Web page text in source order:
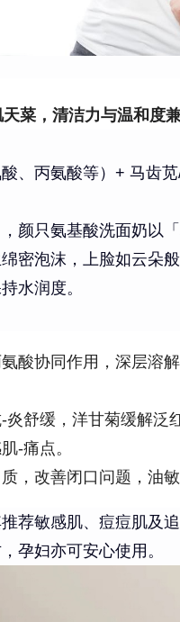
菜，清洁力与温和度
、丙氨酸等）+ 马齿
颜只氨基酸洗面奶以
密泡沫，上脸如云朵
水润度。
氨酸协同作用，深层溶
炎舒缓，洋甘菊缓解泛
-痛点。
质，改善闭口问题，油
推荐敏感肌、痘痘肌及
孕妇亦可安心使用。